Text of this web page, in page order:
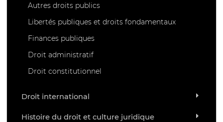
Autres droits publics
Libertés publiques et droits fondamentaux
Finances publiques
Droit administratif
Droit constitutionnel
Droit international
Histoire du droit et culture juridique